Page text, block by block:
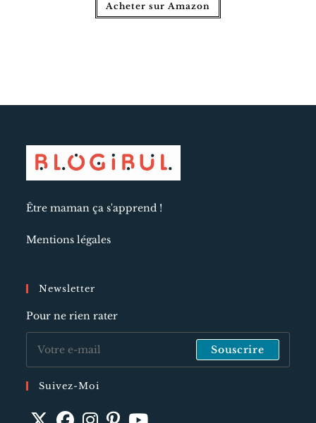
Acheter sur Amazon
Être maman ça s'apprend !
Mentions légales
Newsletter
Pour ne rien rater
Souscrire
Suivez-Moi